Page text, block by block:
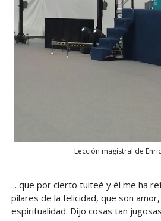
Lección magistral de
... que por cierto tuiteé y él me ha
pilares de la felicidad, que son
espiritualidad. Dijo cosas tan